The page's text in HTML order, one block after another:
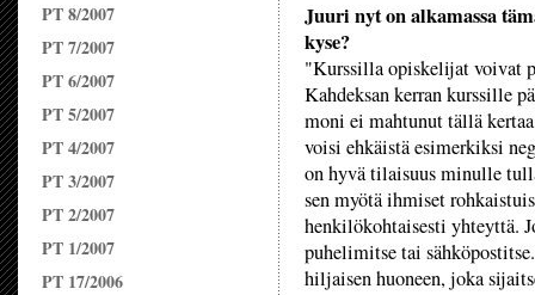
PT 8/2007
PT 7/2007
PT 6/2007
PT 5/2007
PT 4/2007
PT 3/2007
PT 2/2007
PT 1/2007
PT 17/2006
Juuri nyt on alkamassa
kyse?
"Kurssilla opiskelijat voivat
Kahdeksan kerran kurssille
moni ei mahtunut tällä
voisi ehkäistä esimerkiksi
on hyvä tilaisuus minulle
sen myötä ihmiset
henkilökohtaisesti yhteyttä.
puhelimitse tai
hiljaisen huoneen, joka